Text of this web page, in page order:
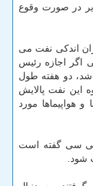
در صورت وقوع
اندكی نفت می
اگر اجازه رئیس
دو هفته طول
این نفت پالایش
هواپیماها مورد
بی سی گفته است
شود.